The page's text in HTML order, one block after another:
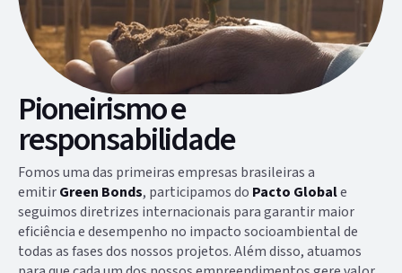
Pioneirismo e
responsabilidade
Fomos uma das primeiras empresas brasileiras a
emitirGreen Bonds, participamos do Pacto Globale
seguimos diretrizes internacionais para garantir maior
eficiência e desempenho no impacto socioambiental de
todas as fases dos nossos projetos. Além disso, atuamos